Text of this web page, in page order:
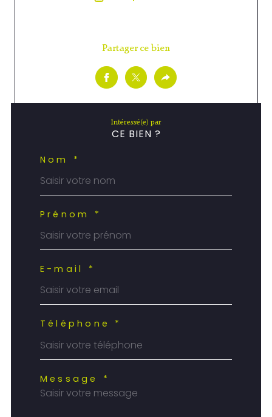
Partager ce bien
Intéressé(e) par
CE BIEN ?
Nom *
Prénom *
E-mail *
Téléphone *
Message *